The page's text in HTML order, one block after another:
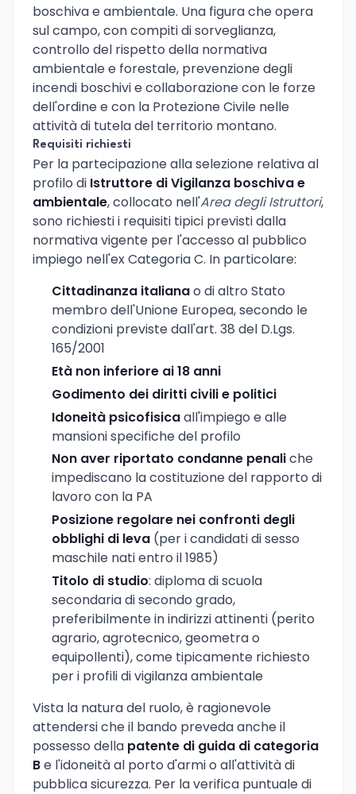
boschiva e ambientale. Una figura che opera
sul campo, con compiti di sorveglianza,
controllo del rispetto della normativa
ambientale e forestale, prevenzione degli
incendi boschivi e collaborazione con le forze
dell'ordine e con la Protezione Civile nelle
attività di tutela del territorio montano.
Requisiti richiesti
Per la partecipazione alla selezione relativa al
profilo di Istruttore di Vigilanza boschiva e
ambientale, collocato nell'Area degli Istruttori,
sono richiesti i requisiti tipici previsti dalla
normativa vigente per l'accesso al pubblico
impiego nell'ex Categoria C. In particolare:
Cittadinanza italianao di altro Stato
membro dell'Unione Europea, secondo le
condizioni previste dall'art. 38 del D.Lgs.
165/2001
Età non inferiore ai 18 anni
Godimento dei diritti civili e politici
Idoneità psicofisicaall'impiego e alle
mansioni specifiche del profilo
Non aver riportato condanne penaliche
impediscano la costituzione del rapporto di
lavoro con la PA
Posizione regolare nei confronti degli
obblighi di leva (per i candidati di sesso
maschile nati entro il 1985)
Titolo di studio: diploma di scuola
secondaria di secondo grado,
preferibilmente in indirizzi attinenti (perito
agrario, agrotecnico, geometra o
equipollenti), come tipicamente richiesto
per i profili di vigilanza ambientale
Vista la natura del ruolo, è ragionevole
attendersi che il bando preveda anche il
possesso della patente di guida di categoria
Be l'idoneità al porto d'armi o all'attività di
pubblica sicurezza. Per la verifica puntuale di